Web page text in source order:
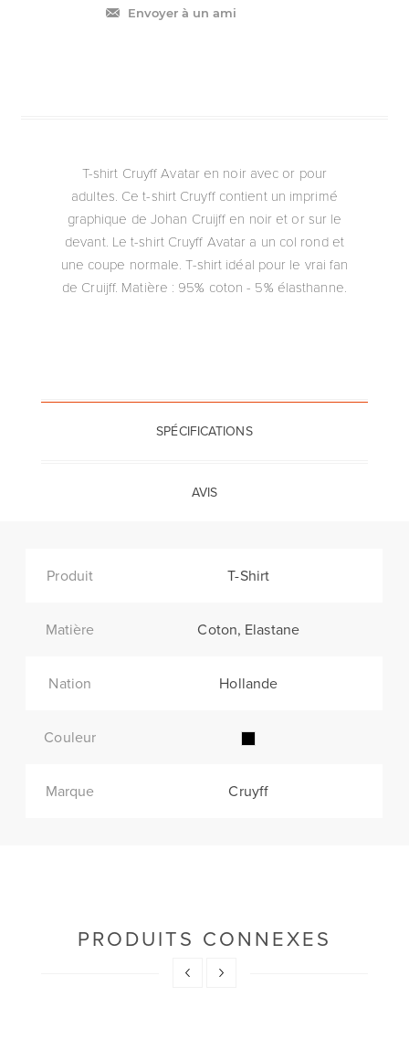
Envoyer à un ami
T-shirt Cruyff Avatar en noir avec or pour
adultes. Ce t-shirt Cruyff contient un imprimé
graphique de Johan Cruijff en noir et or sur le
devant. Le t-shirt Cruyff Avatar a un col rond et
une coupe normale. T-shirt idéal pour le vrai fan
de Cruijff. Matière : 95% coton - 5% élasthanne.
SPÉCIFICATIONS
AVIS
Produit T-Shirt
Matière Coton, Elastane
Nation Hollande
Couleur
Marque Cruyff
PRODUITS CONNEXES